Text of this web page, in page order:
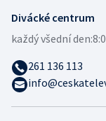
Divácké centrum
každý všední den:
261 136 113